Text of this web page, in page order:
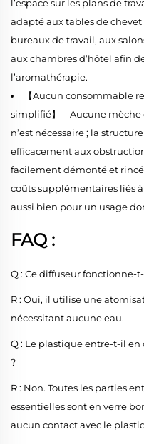
l’espace sur les plans de
adapté aux tables de
bureaux de travail, aux
aux chambres d’hôtel afin
l’aromathérapie.
【Aucun consommable
simplifié】 – Aucune
n’est nécessaire ; la
efficacement aux
facilement démonté et rincé
coûts supplémentaires liés
aussi bien pour un usage
FAQ :
Q : Ce diffuseur fonctionne-
R : Oui, il utilise une
nécessitant aucune eau.
Q : Le plastique entre-t-il en
?
R : Non. Toutes les parties
essentielles sont en verre
aucun contact avec le